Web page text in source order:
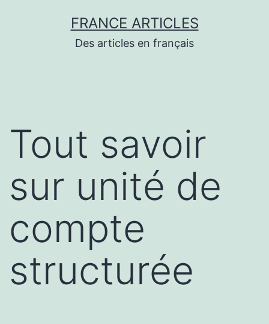
FRANCE ARTICLES
Des articles en français
Tout savoir
sur unité de
compte
structurée